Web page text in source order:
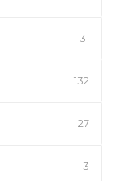
31
132
27
3